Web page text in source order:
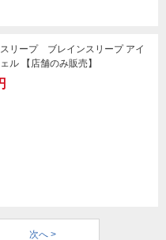
リープ ブレインスリープ アイ
ル 【店舗のみ販売】
次へ >